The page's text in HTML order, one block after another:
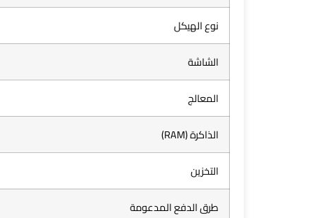
نوع الهيكل
الشاشة
المعالج
الذاكرة (RAM)
التخزين
طرق الدفع المدعومة